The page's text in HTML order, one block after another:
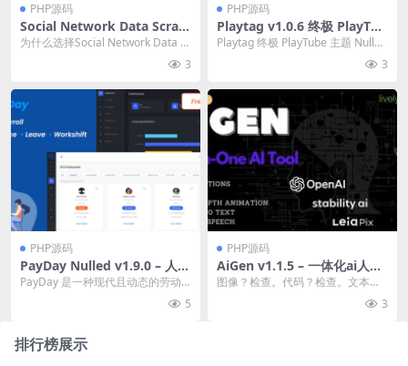
PHP源码
Social Network Data Scrap
er Pro v.18.02 下载
为什么选择Social Network Data S
3
PHP源码
Playtag v1.0.6 终极 PlayTub
e 主题源码下载
Playtag 终极 PlayTube 主题 Nulled
3
PHP源码
PayDay Nulled v1.9.0 – 人力
资源管理脚本PHP源码下载
PayDay 是一种现代且动态的劳动
力管理解决方案，可让您与您的组
5
PHP源码
AiGen v1.1.5 – 一体化ai人工
智能生成工具PHP源码下载
图像？检查。代码？检查。文本？
检查。AiGen 全都涵盖了！ AiGen
3
排行榜展示